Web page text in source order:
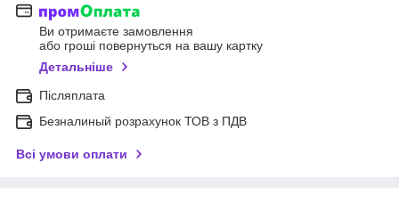
Ви отримаєте замовлення
або гроші повернуться на вашу картку
Детальніше
Післяплата
Безналиный розрахунок ТОВ з ПДВ
Всі умови оплати